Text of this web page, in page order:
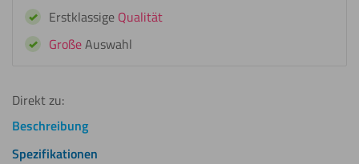
Erstklassige Qualität
GroßeAuswahl
Direkt zu:
Beschreibung
Spezifikationen